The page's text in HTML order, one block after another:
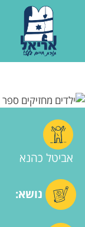
אביטל כהנא
נושא: